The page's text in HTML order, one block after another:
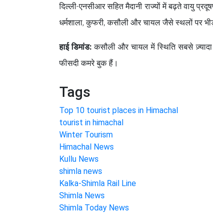
दिल्ली-एनसीआर सहित मैदानी राज्यों में बढ़ते वायु
धर्मशाला, कुफरी, कसौली और चायल जैसे स्थलों पर
हाई डिमांड: कसौली और चायल में स्थिति सबसे
फीसदी कमरे बुक हैं।
Tags
Top 10 tourist places in Himachal
tourist in himachal
Winter Tourism
Himachal News
Kullu News
shimla news
Kalka-Shimla Rail Line
Shimla News
Shimla Today News